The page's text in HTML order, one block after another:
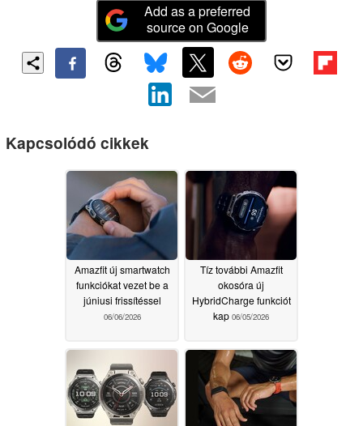
Add as a preferred
source on Google
Kapcsolódó cikkek
Amazfit új smartwatch
funkciókat vezet be a
júniusi frissítéssel
06/06/2026
Tíz további Amazfit
okosóra új
HybridCharge funkciót
kap 06/05/2026